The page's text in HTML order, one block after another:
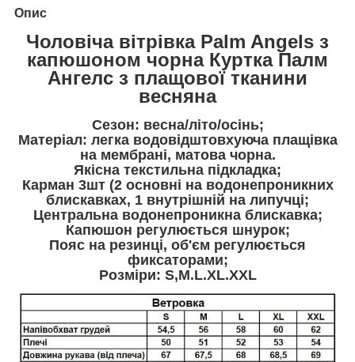
Опис
Чоловіча вітрівка Palm Angels з
капюшоном чорна Куртка Палм
Ангелс з плащової тканини
весняна
Сезон: весна/літо/осінь;
Матеріал: легка водовідштовхуюча плащівка
на мембрані, матова чорна.
Якісна текстильна підкладка;
Карман 3шт (2 основні на водонепроникних
блискавках, 1 внутрішній на липучці;
Центральна водонепроникна блискавка;
Капюшон регулюється шнурок;
Пояс на резинці, об'єм регулюється
фиксаторами;
Розміри: S,M.L.XL.XXL